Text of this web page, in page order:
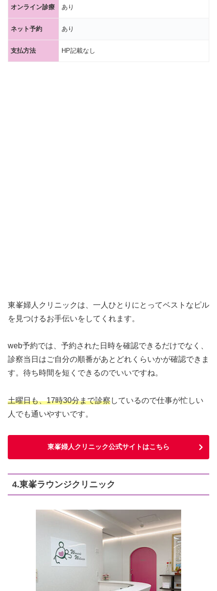
オンライン診療 あり
ネット予約 あり
支払方法 HP記載なし
東峯婦人クリニックは、一人ひとりにとってベストなピル
を見つけるお手伝いをしてくれます。
web予約では、予約された日時を確認できるだけでなく、
診察当日はご自分の順番があとどれくらいかが確認できま
す。待ち時間を短くできるのでいいですね。
土曜日も、17時30分まで診察しているので仕事が忙しい
人でも通いやすいです。
東峯婦人クリニック公式サイトはこちら
4.東峯ラウンジクリニック